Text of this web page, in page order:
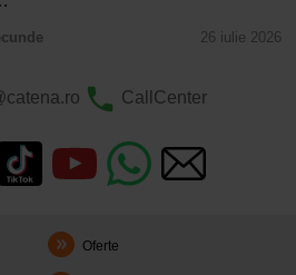
26 iulie 2026
CallCenter
Oferte